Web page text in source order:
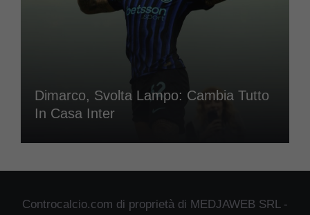
Dimarco, Svolta Lampo: Cambia Tutto
In Casa Inter
Controcalcio.com di proprietà di MEDJAWEB SRL -